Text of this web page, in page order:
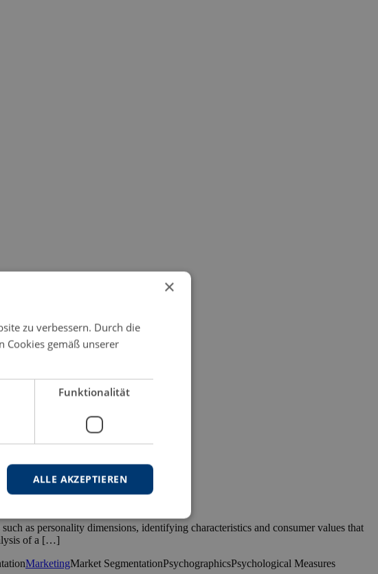
as personality dimensions, identifying characteristics and consumer values that
of a […]
MarketingMarket SegmentationPsychographicsPsychological Measures
×
zu verbessern. Durch die
Cookies gemäß unserer
Funktionalität
ALLE AKZEPTIEREN